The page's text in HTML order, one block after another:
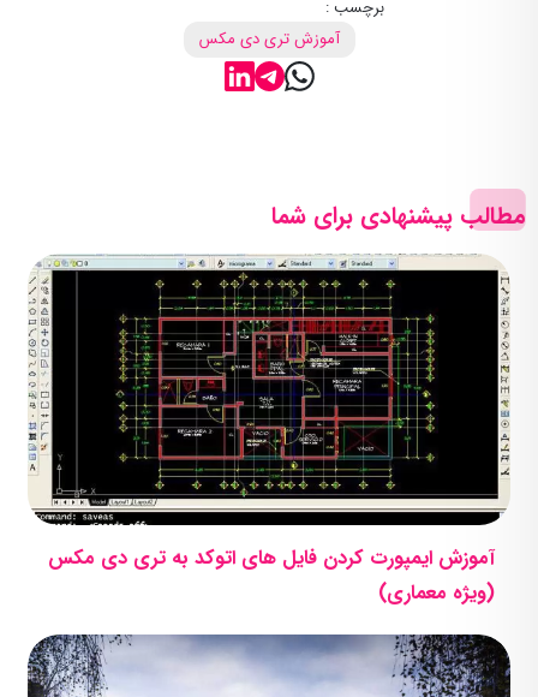
برچسب :
آموزش تری دی مکس
مطالب پیشنهادی برای شما
آموزش ایمپورت کردن فایل های اتوکد به تری دی مکس
(ویژه معماری)